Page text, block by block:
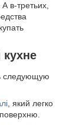
в-третьих,
следующую
, який легко